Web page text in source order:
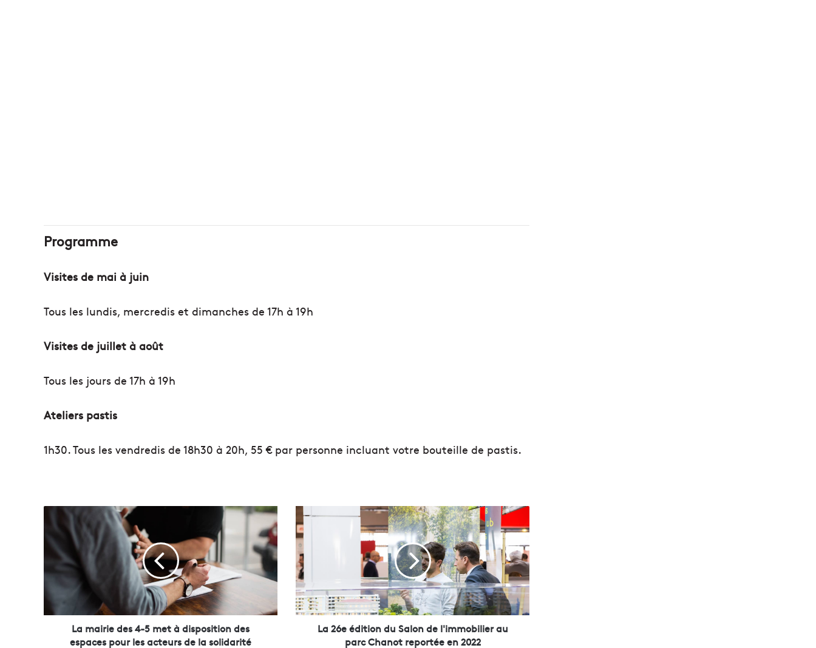
Programme
Visites de mai à juin
Tous les lundis, mercredis et dimanches de 17h à 19h
Visites de juillet à août
Tous les jours de 17h à 19h
Ateliers pastis
1h30. Tous les vendredis de 18h30 à 20h, 55 € par personne incluant votre bouteille de pastis.
m
r
i
e
d
La mairie des 4-5 met à disposition des
espaces pour les acteurs de la solidarité
a
2
6
e
é
d
i
t
La 26e édition du Salon de l'immobilier au
parc Chanot reportée en 2022